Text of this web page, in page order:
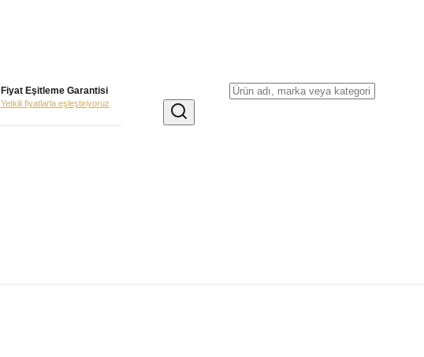
Fiyat Eşitleme Garantisi
Yetkili fiyatlarla eşleştiriyoruz